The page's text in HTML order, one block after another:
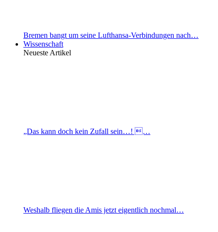
Bremen bangt um seine Lufthansa-Verbindungen nach…
Wissenschaft
Neueste Artikel
„Das kann doch kein Zufall sein…! …
Weshalb fliegen die Amis jetzt eigentlich nochmal…